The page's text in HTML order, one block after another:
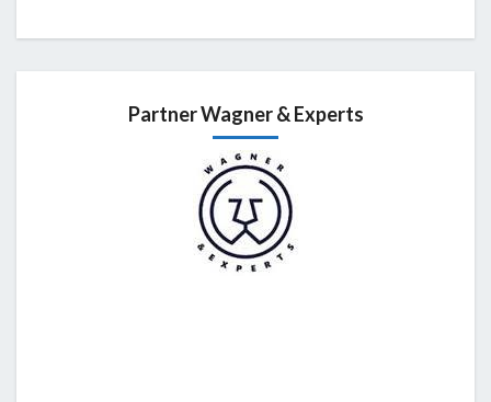
Partner Wagner & Experts